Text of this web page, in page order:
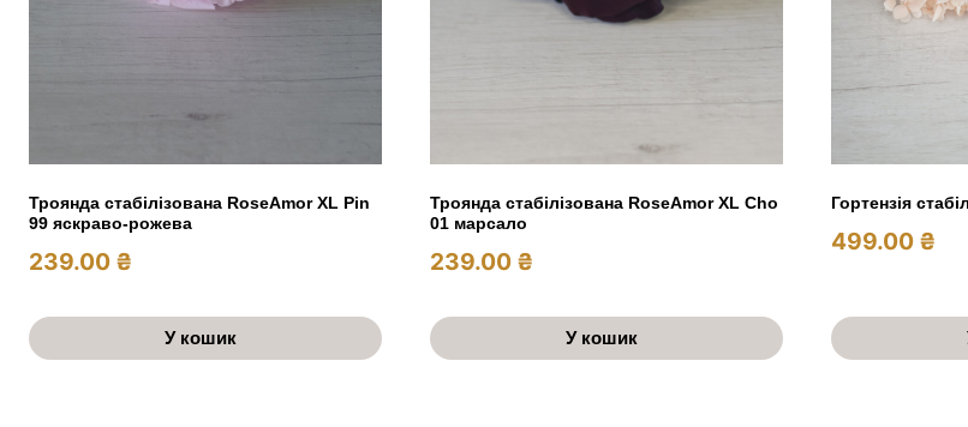
Троянда стабілізована RoseAmor XL Pin
99 яскраво-рожева
239.00 ₴
У кошик
Троянда стабілізована RoseAmor XL Cho
01 марсало
239.00 ₴
У кошик
Гортензія
499.00 ₴